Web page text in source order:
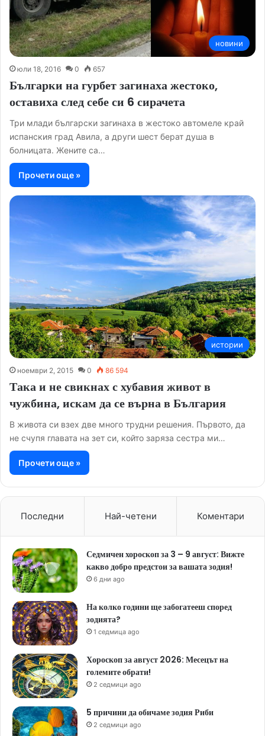
новини
юли 18, 2016 0 657
Българки на гурбет загинаха жестоко,
оставиха след себе си 6 сирачета
Три млади български загинаха в жестоко автомеле край
испанския град Авила, а други шест берат душа в
болницата. Жените са…
Прочети още »
истории
ноември 2, 2015 0 86 594
Така и не свикнах с хубавия живот в
чужбина, искам да се върна в България
В живота си взех две много трудни решения. Първото, да
не счупя главата на зет си, който заряза сестра ми…
Прочети още »
Последни Най-четени Коментари
Седмичен хороскоп за 3 – 9 август: Вижте
какво добро предстои за вашата зодия!
6 дни ago
На колко години ще забогатееш според
зодията?
1 седмица ago
Хороскоп за август 2026: Месецът на
големите обрати!
2 седмици ago
5 причини да обичаме зодия Риби
2 седмици ago